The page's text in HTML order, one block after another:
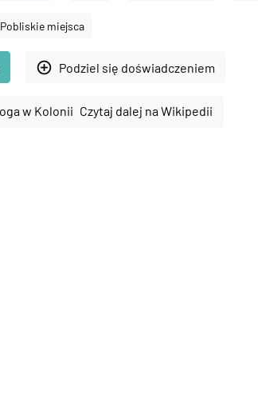
Pobliskie miejsca
add_circle_outline Podziel się doświadczeniem
Czytaj dalej na Wikipedii